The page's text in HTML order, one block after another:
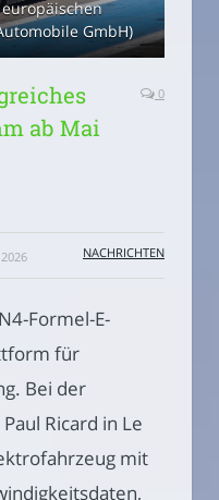
GmbH)
ab Mai
0
NACHRICHTEN
Formel-E-
für
Bei der
Ricard in Le
mit